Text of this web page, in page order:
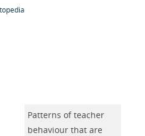
Patterns of teacher
behaviour that are